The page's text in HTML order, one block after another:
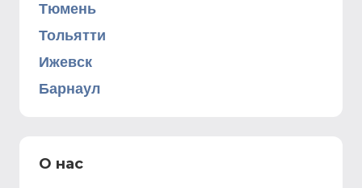
Тюмень
Тольятти
Ижевск
Барнаул
О нас